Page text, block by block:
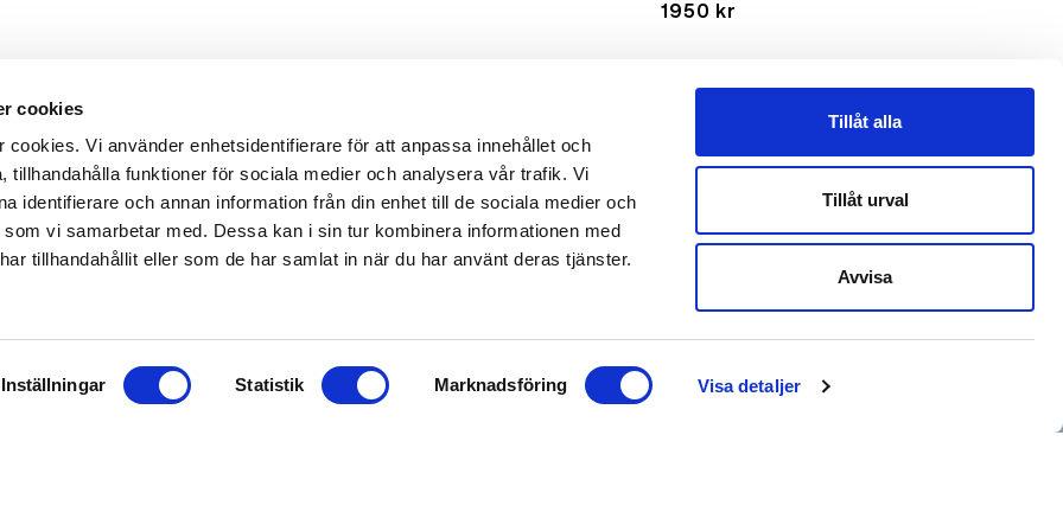
cookies
cookies. Vi använder enhetsidentifierare för att anpassa innehållet och
tillhandahålla funktioner för sociala medier och analysera vår trafik. Vi
identifierare och annan information från din enhet till de sociala medier och
vi samarbetar med. Dessa kan i sin tur kombinera informationen med
tillhandahållit eller som de har samlat in när du har använt deras tjänster.
Inställningar Statistik Marknadsföring Visa detaljer
Tillåt alla
Tillåt urval
Avvisa
1950 kr
1950 kr